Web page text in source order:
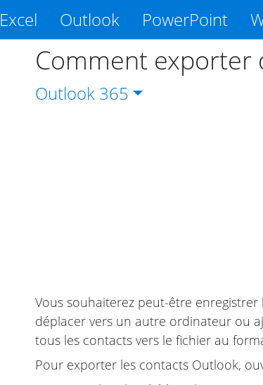
Excel Outlook PowerPoint
Comment exporter
Outlook 365
Vous souhaiterez peut-être
déplacer vers un autre ordinateur ou
tous les contacts vers le fichier au
Pour exporter les contacts Outlook,